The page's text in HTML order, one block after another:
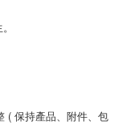
( 保持產品、附件、包